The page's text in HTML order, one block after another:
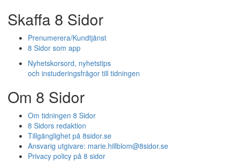
Skaffa 8 Sidor
Prenumerera/Kundtjänst
8 Sidor som app
Nyhetskorsord, nyhetstips
och instuderingsfrågor till tidningen
Om 8 Sidor
Om tidningen 8 Sidor
8 Sidors redaktion
Tillgänglighet på 8sidor.se
Ansvarig utgivare: marie.hillblom@8sidor.se
Privacy policy på 8 sidor